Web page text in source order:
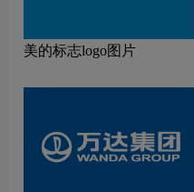
美的标志logo图片